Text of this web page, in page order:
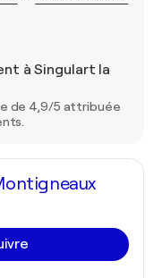
à Singulart la
de 4,9/5 attribuée